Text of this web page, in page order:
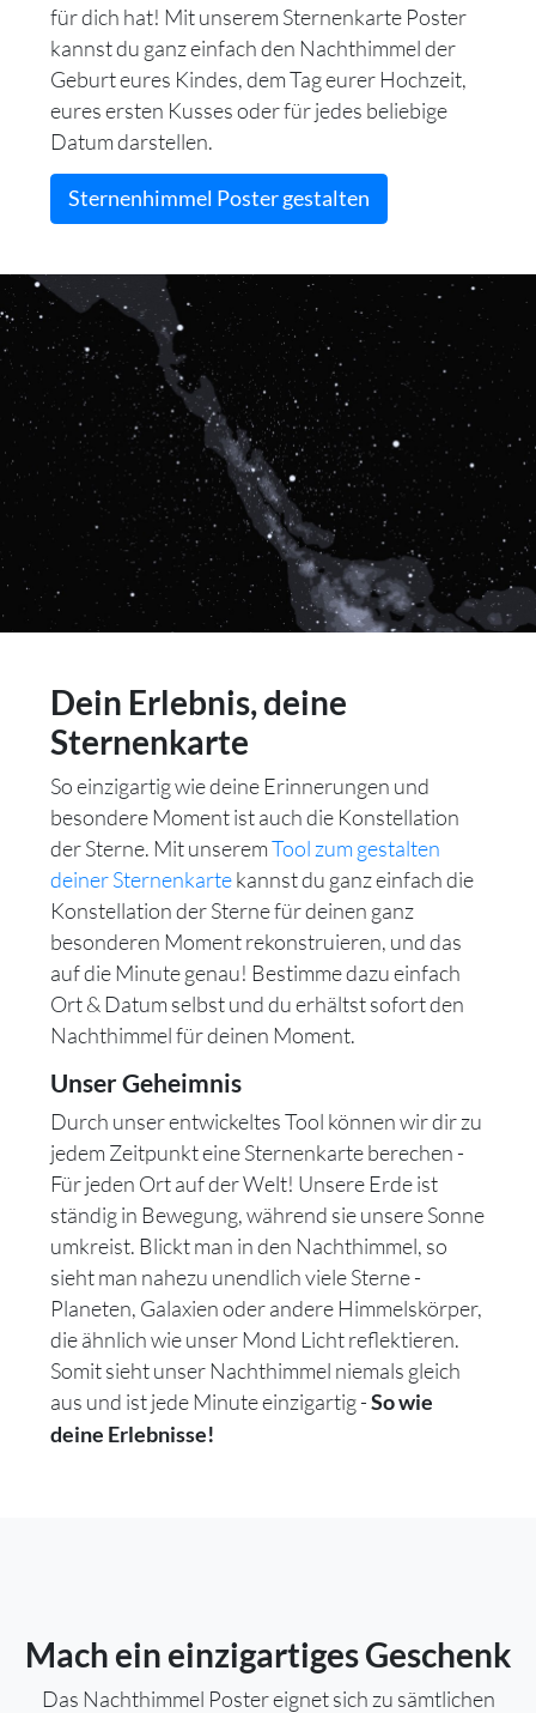
für dich hat! Mit unserem Sternenkarte Poster
kannst du ganz einfach den Nachthimmel der
Geburt eures Kindes, dem Tag eurer Hochzeit,
eures ersten Kusses oder für jedes beliebige
Datum darstellen.
Sternenhimmel Poster gestalten
Dein Erlebnis, deine
Sternenkarte
So einzigartig wie deine Erinnerungen und
besondere Moment ist auch die Konstellation
der Sterne. Mit unseremTool zum gestalten
deiner Sternenkartekannst du ganz einfach die
Konstellation der Sterne für deinen ganz
besonderen Moment rekonstruieren, und das
auf die Minute genau! Bestimme dazu einfach
Ort & Datum selbst und du erhältst sofort den
Nachthimmel für deinen Moment.
Unser Geheimnis
Durch unser entwickeltes Tool können wir dir zu
jedem Zeitpunkt eine Sternenkarte berechen -
Für jeden Ort auf der Welt! Unsere Erde ist
ständig in Bewegung, während sie unsere Sonne
umkreist. Blickt man in den Nachthimmel, so
sieht man nahezu unendlich viele Sterne -
Planeten, Galaxien oder andere Himmelskörper,
die ähnlich wie unser Mond Licht reflektieren.
Somit sieht unser Nachthimmel niemals gleich
aus und ist jede Minute einzigartig -So wie
deine Erlebnisse!
Mach ein einzigartiges Geschenk
Das Nachthimmel Poster eignet sich zu sämtlichen